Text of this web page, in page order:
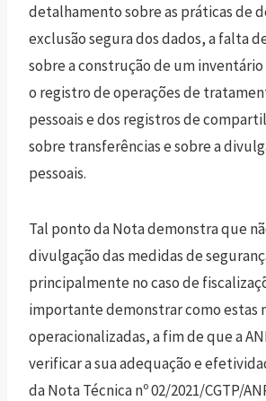
detalhamento sobre as práticas de
exclusão segura dos dados, a falta
sobre a construção de um
o registro de operações de
pessoais e dos registros de
sobre transferências e sobre a
pessoais.
Tal ponto da Nota demonstra que
divulgação das medidas de
principalmente no caso de
importante demonstrar como estas
operacionalizadas, a fim de que a
verificar a sua adequação e
da Nota Técnica nº 02/2021/CGTP/